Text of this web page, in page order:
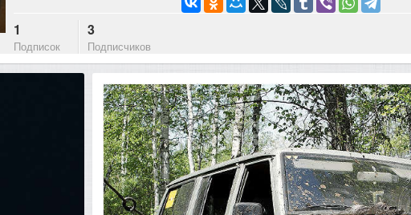
1
Подписок
3
Подписчиков